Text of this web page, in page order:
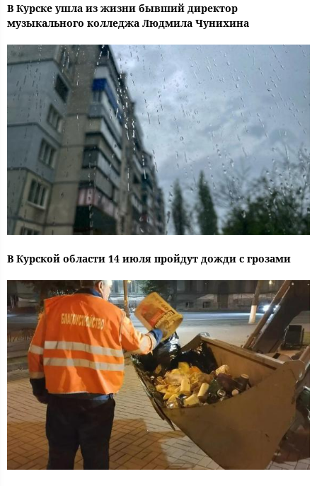
В Курске ушла из жизни бывший директор
музыкального колледжа Людмила Чунихина
В Курской области 14 июля пройдут дожди с грозами